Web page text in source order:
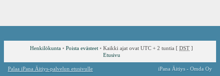
Henkilökunta • Poista evästeet • Kaikki ajat ovat UTC + 2 tuntia [ DST ]
Etusivu
Palaa iPana Äitiys-palvelun etusivulle iPana Äitiys - Omda Oy